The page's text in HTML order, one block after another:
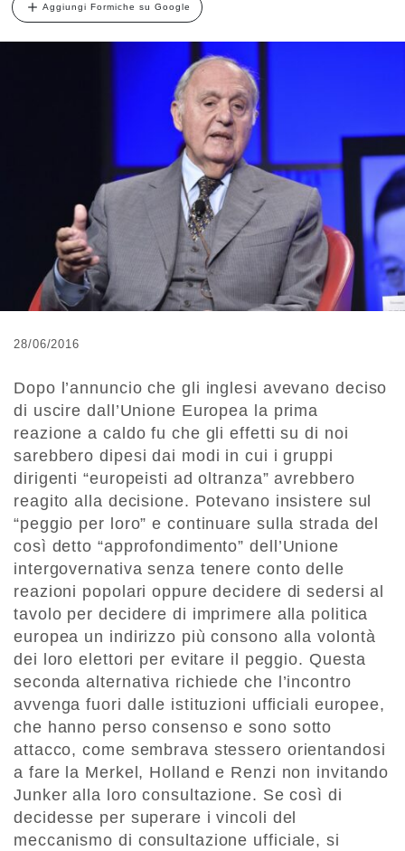
Aggiungi Formiche su Google
28/06/2016
Dopo l’annuncio che gli inglesi avevano deciso
di uscire dall’Unione Europea la prima
reazione a caldo fu che gli effetti su di noi
sarebbero dipesi dai modi in cui i gruppi
dirigenti “europeisti ad oltranza” avrebbero
reagito alla decisione. Potevano insistere sul
“peggio per loro” e continuare sulla strada del
così detto “approfondimento” dell’Unione
intergovernativa senza tenere conto delle
reazioni popolari oppure decidere di sedersi al
tavolo per decidere di imprimere alla politica
europea un indirizzo più consono alla volontà
dei loro elettori per evitare il peggio. Questa
seconda alternativa richiede che l’incontro
avvenga fuori dalle istituzioni ufficiali europee,
che hanno perso consenso e sono sotto
attacco, come sembrava stessero orientandosi
a fare la Merkel, Holland e Renzi non invitando
Junker alla loro consultazione. Se così di
decidesse per superare i vincoli del
meccanismo di consultazione ufficiale, si